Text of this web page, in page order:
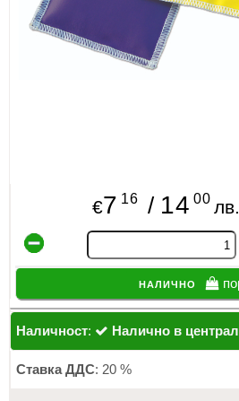
€7 16 / 14 00 лв.
налично
Наличност: Налично в
Ставка ДДС: 20 %